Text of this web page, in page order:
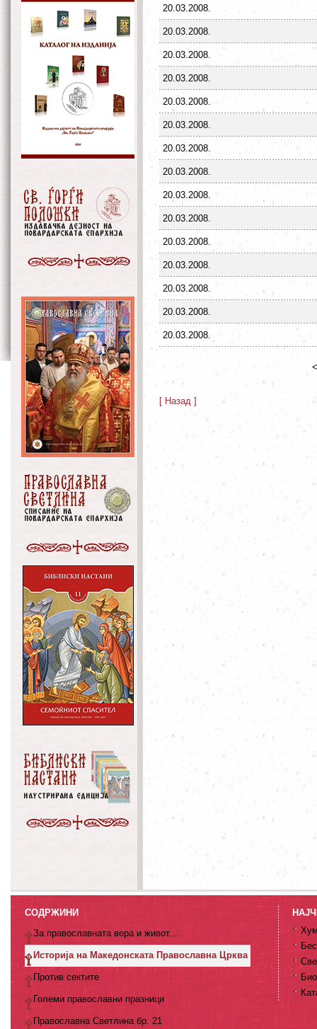
20.03.2008.
20.03.2008.
20.03.2008.
20.03.2008.
20.03.2008.
20.03.2008.
20.03.2008.
20.03.2008.
20.03.2008.
20.03.2008.
20.03.2008.
20.03.2008.
20.03.2008.
20.03.2008.
20.03.2008.
[ Назад ]
СОДРЖИНИ
За православната вера и живот...
Историја на Македонската Православна Црква
Против сектите
Големи православни празници
Православна Светлина бр. 21